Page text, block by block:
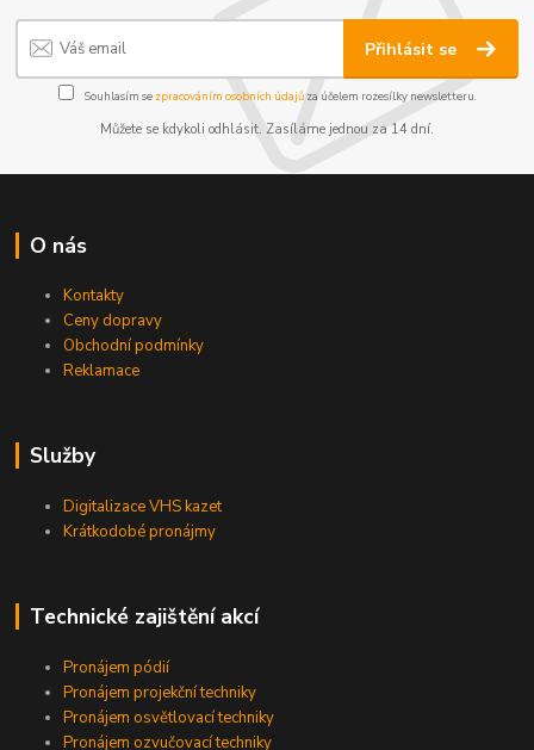
Přihlásit se
Souhlasím se zpracováním osobních údajůza účelem rozesílky newsletteru.
Můžete se kdykoli odhlásit. Zasíláme jednou za 14 dní.
O nás
Kontakty
Ceny dopravy
Obchodní podmínky
Reklamace
Služby
Digitalizace VHS kazet
Krátkodobé pronájmy
Technické zajištění akcí
Pronájem pódií
Pronájem projekční techniky
Pronájem osvětlovací techniky
Pronájem ozvučovací techniky